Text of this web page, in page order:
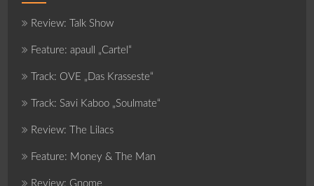
Review: Talk Show
Feature: apaull „Cartel“
Track: OVE „Das Krasseste“
Track: Savi Kaboo „Soulmate“
Review: The Lilacs
Feature: Money & The Man
Review: Gnome